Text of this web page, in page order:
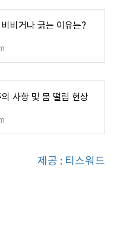
비거나 긁는 이유는?
사항 및 몸 떨림 현상
제공 : 티스워드